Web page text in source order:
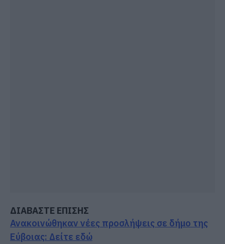
ΔΙΑΒΑΣΤΕ ΕΠΙΣΗΣ
Ανακοινώθηκαν νέες προσλήψεις σε δήμο της
Εύβοιας: Δείτε εδώ